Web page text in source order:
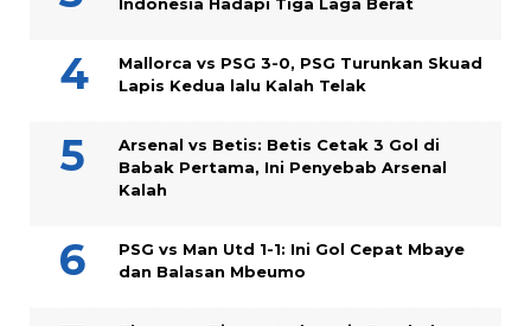
Indonesia Hadapi Tiga Laga Berat
Mallorca vs PSG 3-0, PSG Turunkan Skuad
Lapis Kedua lalu Kalah Telak
Arsenal vs Betis: Betis Cetak 3 Gol di
Babak Pertama, Ini Penyebab Arsenal
Kalah
PSG vs Man Utd 1-1: Ini Gol Cepat Mbaye
dan Balasan Mbeumo